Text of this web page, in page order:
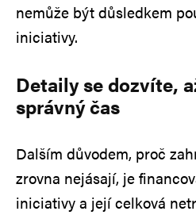
nemůže být důsledkem
iniciativy.
Detaily se dozvíte,
správný čas
Dalším důvodem, proč
zrovna nejásají, je
iniciativy a její celková